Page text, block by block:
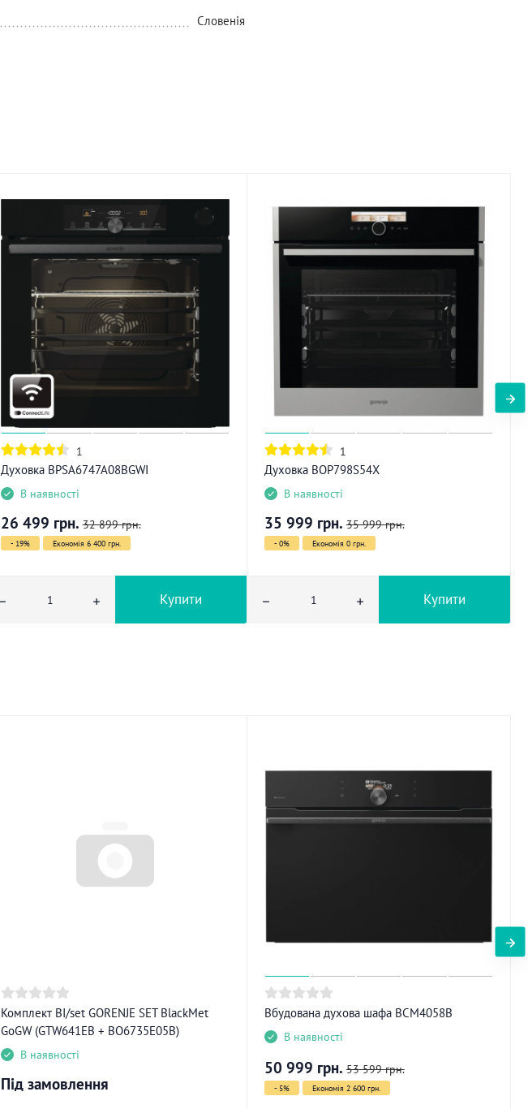
Словенія
1
Духовка BPSA6747A08BGWI
В наявності
26 499 грн. 32 899 грн.
- 19% Економія 6 400 грн.
Купити
1
Духовка BOP798S54X
В наявності
35 999 грн. 35 999 грн.
- 0% Економія 0 грн.
Купити
Комплект BI/set GORENJE SET BlackMet
GoGW (GTW641EB + BO6735E05B)
В наявності
Під замовлення
Вбудована духова шафа BCM4058B
В наявності
50 999 грн. 53 599 грн.
- 5% Економія 2 600 грн.